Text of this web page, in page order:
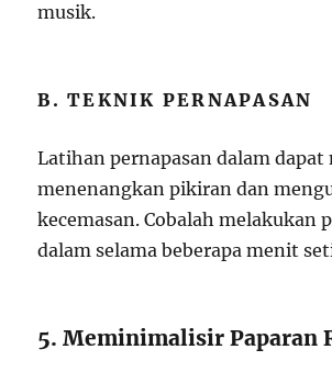
musik.
B. TEKNIK PERNAPASAN
Latihan pernapasan dalam
menenangkan pikiran dan
kecemasan. Cobalah melakukan
dalam selama beberapa menit
5. Meminimalisir Paparan